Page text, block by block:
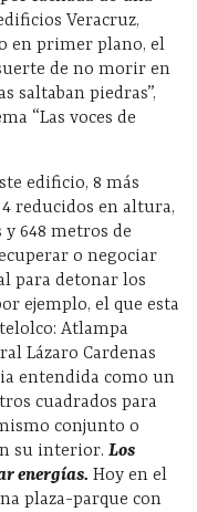
Veracruz,
en primer plano, el
de no morir en
saltaban piedras”,
“Las voces de
edificio, 8 más
reducidos en altura,
y 648 metros de
o negociar
para detonar los
ejemplo, el que esta
Atlampa
Lázaro Cardenas
entendida como un
cuadrados para
conjunto o
su interior. Los
energías. Hoy en el
plaza-parque con